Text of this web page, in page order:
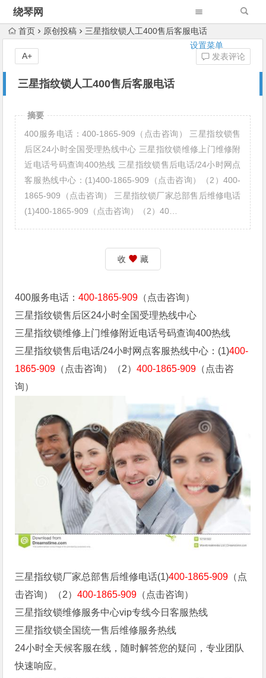
绕琴网
设置菜单
首页 原创投稿 三星指纹锁人工400售后客服电话
三星指纹锁人工400售后客服电话
发表评论
A+
摘要
400服务电话：400-1865-909（点击咨询） 三星指纹锁售
后区24小时全国受理热线中心 三星指纹锁维修上门维修附
近电话号码查询400热线 三星指纹锁售后电话/24小时网点
客服热线中心：(1)400-1865-909（点击咨询）（2）400-
1865-909（点击咨询） 三星指纹锁厂家总部售后维修电话
(1)400-1865-909（点击咨询）（2）40…
收 藏
400服务电话：400-1865-909 （点击咨询）
三星指纹锁售后区24小时全国受理热线中心
三星指纹锁维修上门维修附近电话号码查询400热线
三星指纹锁售后电话/24小时网点客服热线中心：(1)400-
1865-909 （点击咨询）（2）400-1865-909 （点击咨
询）
三星指纹锁厂家总部售后维修电话(1)400-1865-909 （点
击咨询）（2）400-1865-909 （点击咨询）
三星指纹锁维修服务中心vip专线今日客服热线
三星指纹锁全国统一售后维修服务热线
24小时全天候客服在线，随时解答您的疑问，专业团队
快速响应。